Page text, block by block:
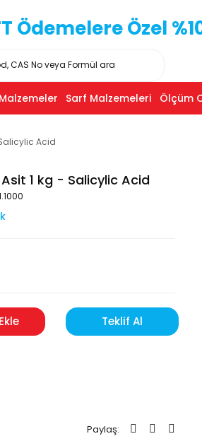
Özel
Sarf Malzemeleri Ölçüm
Acid
Asit 1 kg - Salicylic Acid
Teklif Al
Paylaş: